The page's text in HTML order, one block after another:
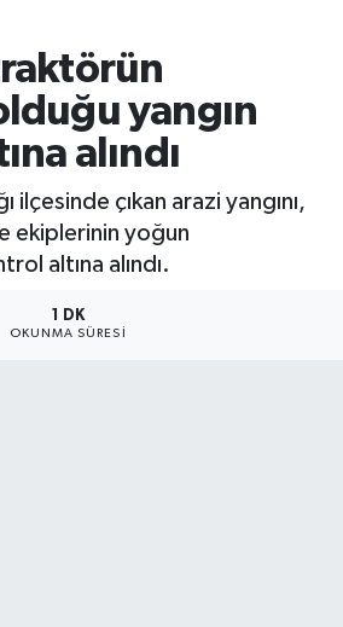
yangın
alındı
ilçesinde çıkan arazi yangını,
ekiplerinin yoğun
altına alındı.
1 DK
OKUNMA SÜRESI